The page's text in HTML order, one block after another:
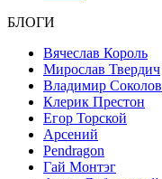
БЛОГИ
Вячеслав Король
Мирослав Твердич
Владимир Соколов
Клерик Престон
Егор Topской
Арсений
Pendragon
Гай Монтэг